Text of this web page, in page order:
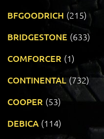
BFGOODRICH (215)
BRIDGESTONE (633)
COMFORCER (1)
CONTINENTAL (732)
COOPER (53)
DEBICA (114)